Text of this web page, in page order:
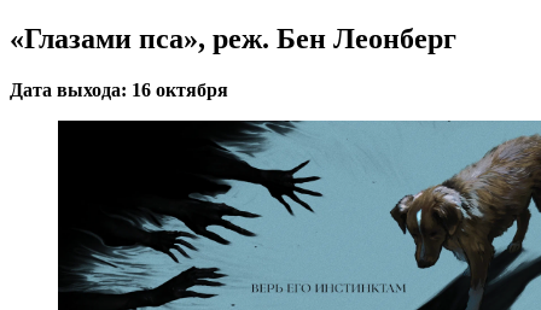
«Глазами пса», реж. Бен Леонберг
Дата выхода: 16 октября